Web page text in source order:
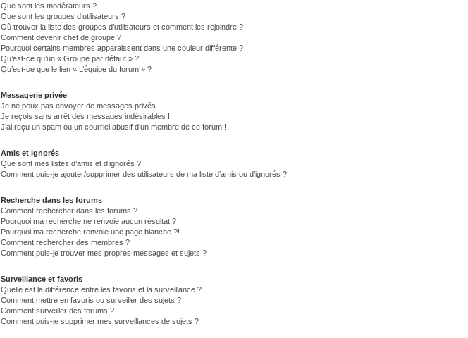
Que sont les modérateurs ?
Que sont les groupes d’utilisateurs ?
Où trouver la liste des groupes d’utilisateurs et comment les rejoindre ?
Comment devenir chef de groupe ?
Pourquoi certains membres apparaissent dans une couleur différente ?
Qu’est-ce qu’un « Groupe par défaut » ?
Qu’est-ce que le lien « L’équipe du forum » ?
Messagerie privée
Je ne peux pas envoyer de messages privés !
Je reçois sans arrêt des messages indésirables !
J’ai reçu un spam ou un courriel abusif d’un membre de ce forum !
Amis et ignorés
Que sont mes listes d’amis et d’ignorés ?
Comment puis-je ajouter/supprimer des utilisateurs de ma liste d’amis ou d’ignorés ?
Recherche dans les forums
Comment rechercher dans les forums ?
Pourquoi ma recherche ne renvoie aucun résultat ?
Pourquoi ma recherche renvoie une page blanche ?!
Comment rechercher des membres ?
Comment puis-je trouver mes propres messages et sujets ?
Surveillance et favoris
Quelle est la différence entre les favoris et la surveillance ?
Comment mettre en favoris ou surveiller des sujets ?
Comment surveiller des forums ?
Comment puis-je supprimer mes surveillances de sujets ?